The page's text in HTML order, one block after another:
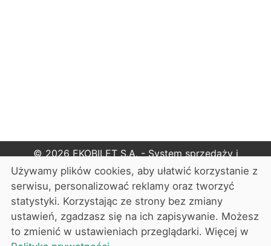
© 2026EKOBILET S.A. - System sprzedaży i
rezerwacji biletów
Cennik
O nas
Pomoc
Używamy plików cookies, aby ułatwić korzystanie z
serwisu, personalizować reklamy oraz tworzyć
statystyki. Korzystając ze strony bez zmiany
ustawień, zgadzasz się na ich zapisywanie. Możesz
to zmienić w ustawieniach przeglądarki. Więcej w